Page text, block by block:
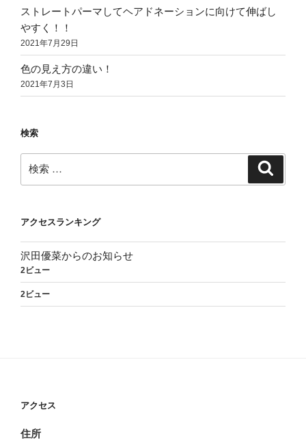
ストレートパーマしてヘアドネーションに向けて伸ばし
やすく！！
2021年7月29日
色の見え方の違い！
2021年7月3日
検索
索:
アクセスランキング
沢田優菜からのお知らせ
2ビュー
2ビュー
アクセス
住所